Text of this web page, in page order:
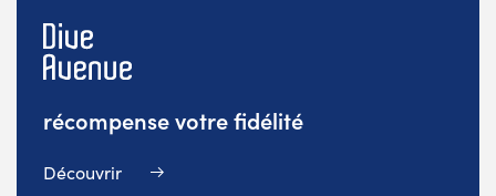
récompense votre fidélité
Découvrir